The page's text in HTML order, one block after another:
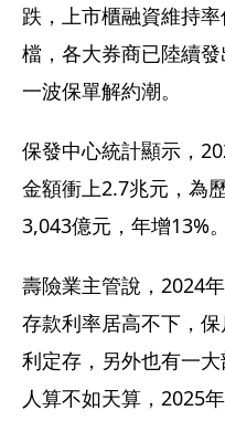
跌，上市櫃融資維持
檔，各大券商已陸續
一波保單解約潮。
保發中心統計顯示，
金額衝上2.7兆元，為
3,043億元，年增13%。
壽險業主管說，2024
存款利率居高不下，
利定存，另外也有一
人算不如天算，2025